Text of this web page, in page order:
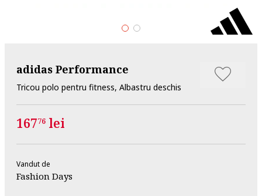
adidas Performance
Tricou polo pentru fitness, Albastru deschis
16776 lei
Vandut de
Fashion Days